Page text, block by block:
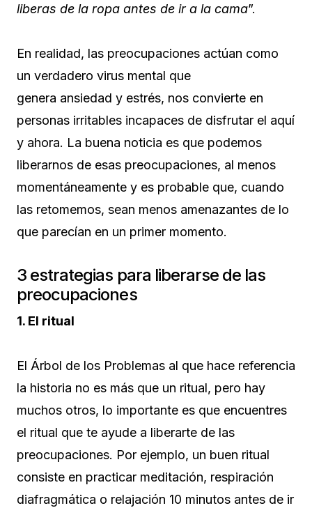
liberas de la ropa antes de ir a la cama”.
En realidad, las preocupaciones actúan como
un verdadero virus mental que
genera ansiedad y estrés, nos convierte en
personas irritables incapaces de disfrutar el aquí
y ahora. La buena noticia es que podemos
liberarnos de esas preocupaciones, al menos
momentáneamente y es probable que, cuando
las retomemos, sean menos amenazantes de lo
que parecían en un primer momento.
3 estrategias para liberarse de las
preocupaciones
1. El ritual
El Árbol de los Problemas al que hace referencia
la historia no es más que un ritual, pero hay
muchos otros, lo importante es que encuentres
el ritual que te ayude a liberarte de las
preocupaciones. Por ejemplo, un buen ritual
consiste en practicar meditación, respiración
diafragmática o relajación 10 minutos antes de ir